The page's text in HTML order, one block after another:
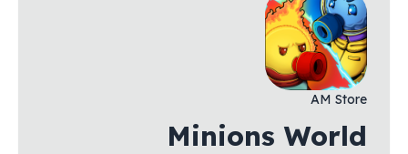
AM Store
Minions World